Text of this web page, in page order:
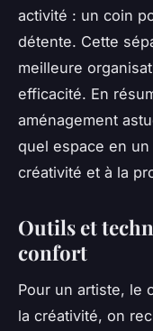
activité : un coin
détente. Cette
meilleure
efficacité. En
aménagement
quel espace en
créativité et à la
Outils et
confort
Pour un artiste, le
la créativité, on